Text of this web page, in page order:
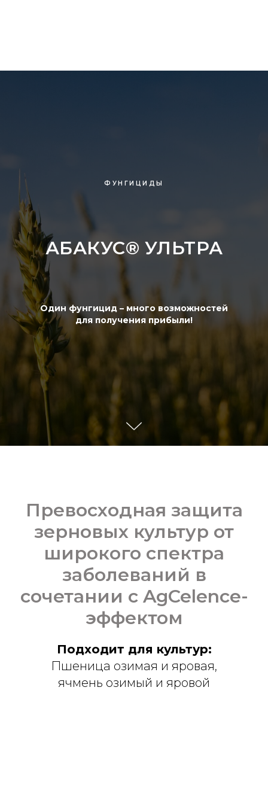
ФУНГИЦИДЫ
АБАКУС® УЛЬТРА
Один фунгицид – много возможностей
для получения прибыли!
Превосходная защита
зерновых культур от
широкого спектра
заболеваний в
сочетании с AgCelence-
эффектом
Подходит для культур:
Пшеница озимая и яровая,
ячмень озимый и яровой